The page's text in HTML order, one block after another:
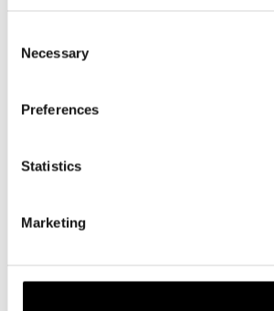
Selection
Necessary
Preferences
Statistics
Marketing
Book rundvisning
Mødefaciliteter
Corporate Partners